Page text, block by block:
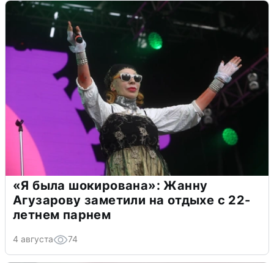
«Я была шокирована»: Жанну
Агузарову заметили на отдыхе с 22-
летнем парнем
4 августа 74